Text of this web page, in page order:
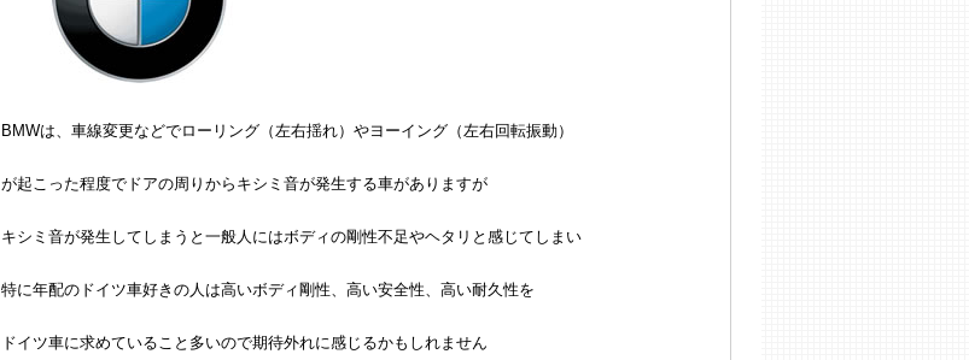
BMWは、車線変更などでローリング（左右揺れ）やヨーイング（左右回転振動）
が起こった程度でドアの周りからキシミ音が発生する車がありますが
キシミ音が発生してしまうと一般人にはボディの剛性不足やヘタリと感じてしまい
特に年配のドイツ車好きの人は高いボディ剛性、高い安全性、高い耐久性を
ドイツ車に求めていること多いので期待外れに感じるかもしれません